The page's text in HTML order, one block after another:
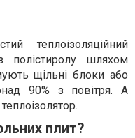
теплоізоляційний
полістиролу шляхом
щільні блоки або
90% з повітря. А
плит?